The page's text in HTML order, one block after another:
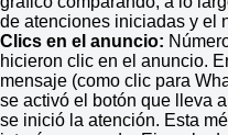
de atenciones iniciadas y el
Clics en el anuncio:
hicieron clic en el anuncio.
mensaje (como clic para
se activó el botón que lleva
se inició la atención. Esta